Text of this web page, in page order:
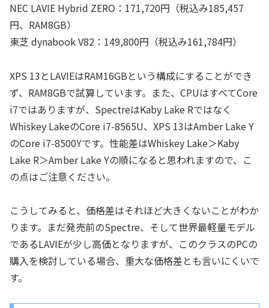
NEC LAVIE Hybrid ZERO：171,720円（税込み185,457
円、RAM8GB）
東芝 dynabook V82：149,800円（税込み161,784円）
XPS 13とLAVIEはRAM16GBという構成にすることができ
ず、RAM8GBで試算しています。また、CPUはすべてCore
i7ではありますが、SpectreはKaby Lake Rではなく
Whiskey LakeのCore i7-8565U、XPS 13はAmber Lake Y
のCore i7-8500Yです。性能差はWhiskey Lake＞Kaby
Lake R＞Amber Lake Yの順になると思われますので、こ
の点はご注意ください。
こうしてみると、価格差はそれほど大きくないことがわか
ります。まだ発売前のSpectre、そして世界最軽量モデル
であるLAVIEが少し高価となりますが、このクラスのPCの
購入を検討している場合、重大な価格差とも言いにくいで
す。